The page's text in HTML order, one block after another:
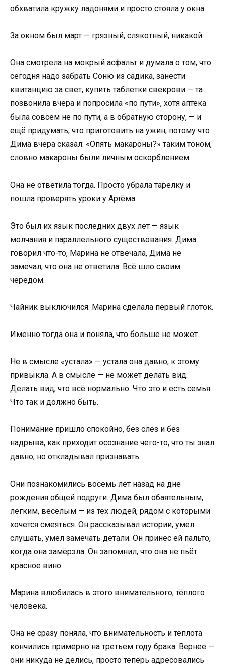
обхватила кружку ладонями и просто стояла у окна.
За окном был март — грязный, слякотный, никакой.
Она смотрела на мокрый асфальт и думала о том, что
сегодня надо забрать Соню из садика, занести
квитанцию за свет, купить таблетки свекрови — та
позвонила вчера и попросила «по пути», хотя аптека
была совсем не по пути, а в обратную сторону, — и
ещё придумать, что приготовить на ужин, потому что
Дима вчера сказал: «Опять макароны?» таким тоном,
словно макароны были личным оскорблением.
Она не ответила тогда. Просто убрала тарелку и
пошла проверять уроки у Артёма.
Это был их язык последних двух лет — язык
молчания и параллельного существования. Дима
говорил что-то, Марина не отвечала, Дима не
замечал, что она не ответила. Всё шло своим
чередом.
Чайник выключился. Марина сделала первый глоток.
Именно тогда она и поняла, что больше не может.
Не в смысле «устала» — устала она давно, к этому
привыкла. А в смысле — не может делать вид.
Делать вид, что всё нормально. Что это и есть семья.
Что так и должно быть.
Понимание пришло спокойно, без слёз и без
надрыва, как приходит осознание чего-то, что ты знал
давно, но откладывал признавать.
Они познакомились восемь лет назад на дне
рождения общей подруги. Дима был обаятельным,
лёгким, весёлым — из тех людей, рядом с которыми
хочется смеяться. Он рассказывал истории, умел
слушать, умел замечать детали. Он принёс ей пальто,
когда она замёрзла. Он запомнил, что она не пьёт
красное вино.
Марина влюбилась в этого внимательного, тёплого
человека.
Она не сразу поняла, что внимательность и теплота
кончились примерно на третьем году брака. Вернее —
они никуда не делись, просто теперь адресовались